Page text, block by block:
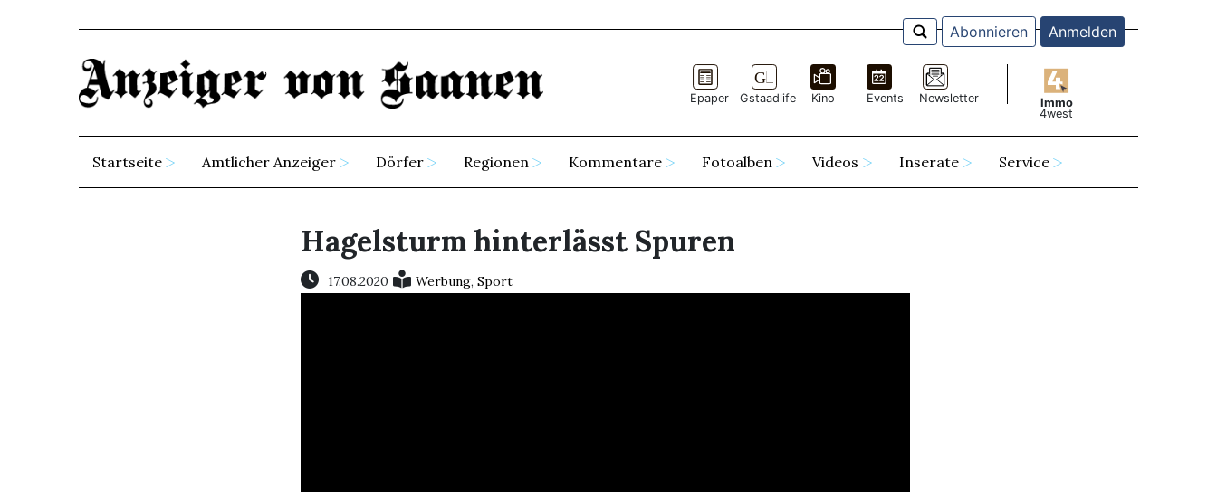
Abonnieren Anmelden
Epaper Gstaadlife Kino Events Newsletter
Immo
4west
Startseite Amtlicher Anzeiger Dörfer Regionen Kommentare Fotoalben Videos Inserate Service
Hagelsturm hinterlässt Spuren
17.08.2020 Werbung, Sport